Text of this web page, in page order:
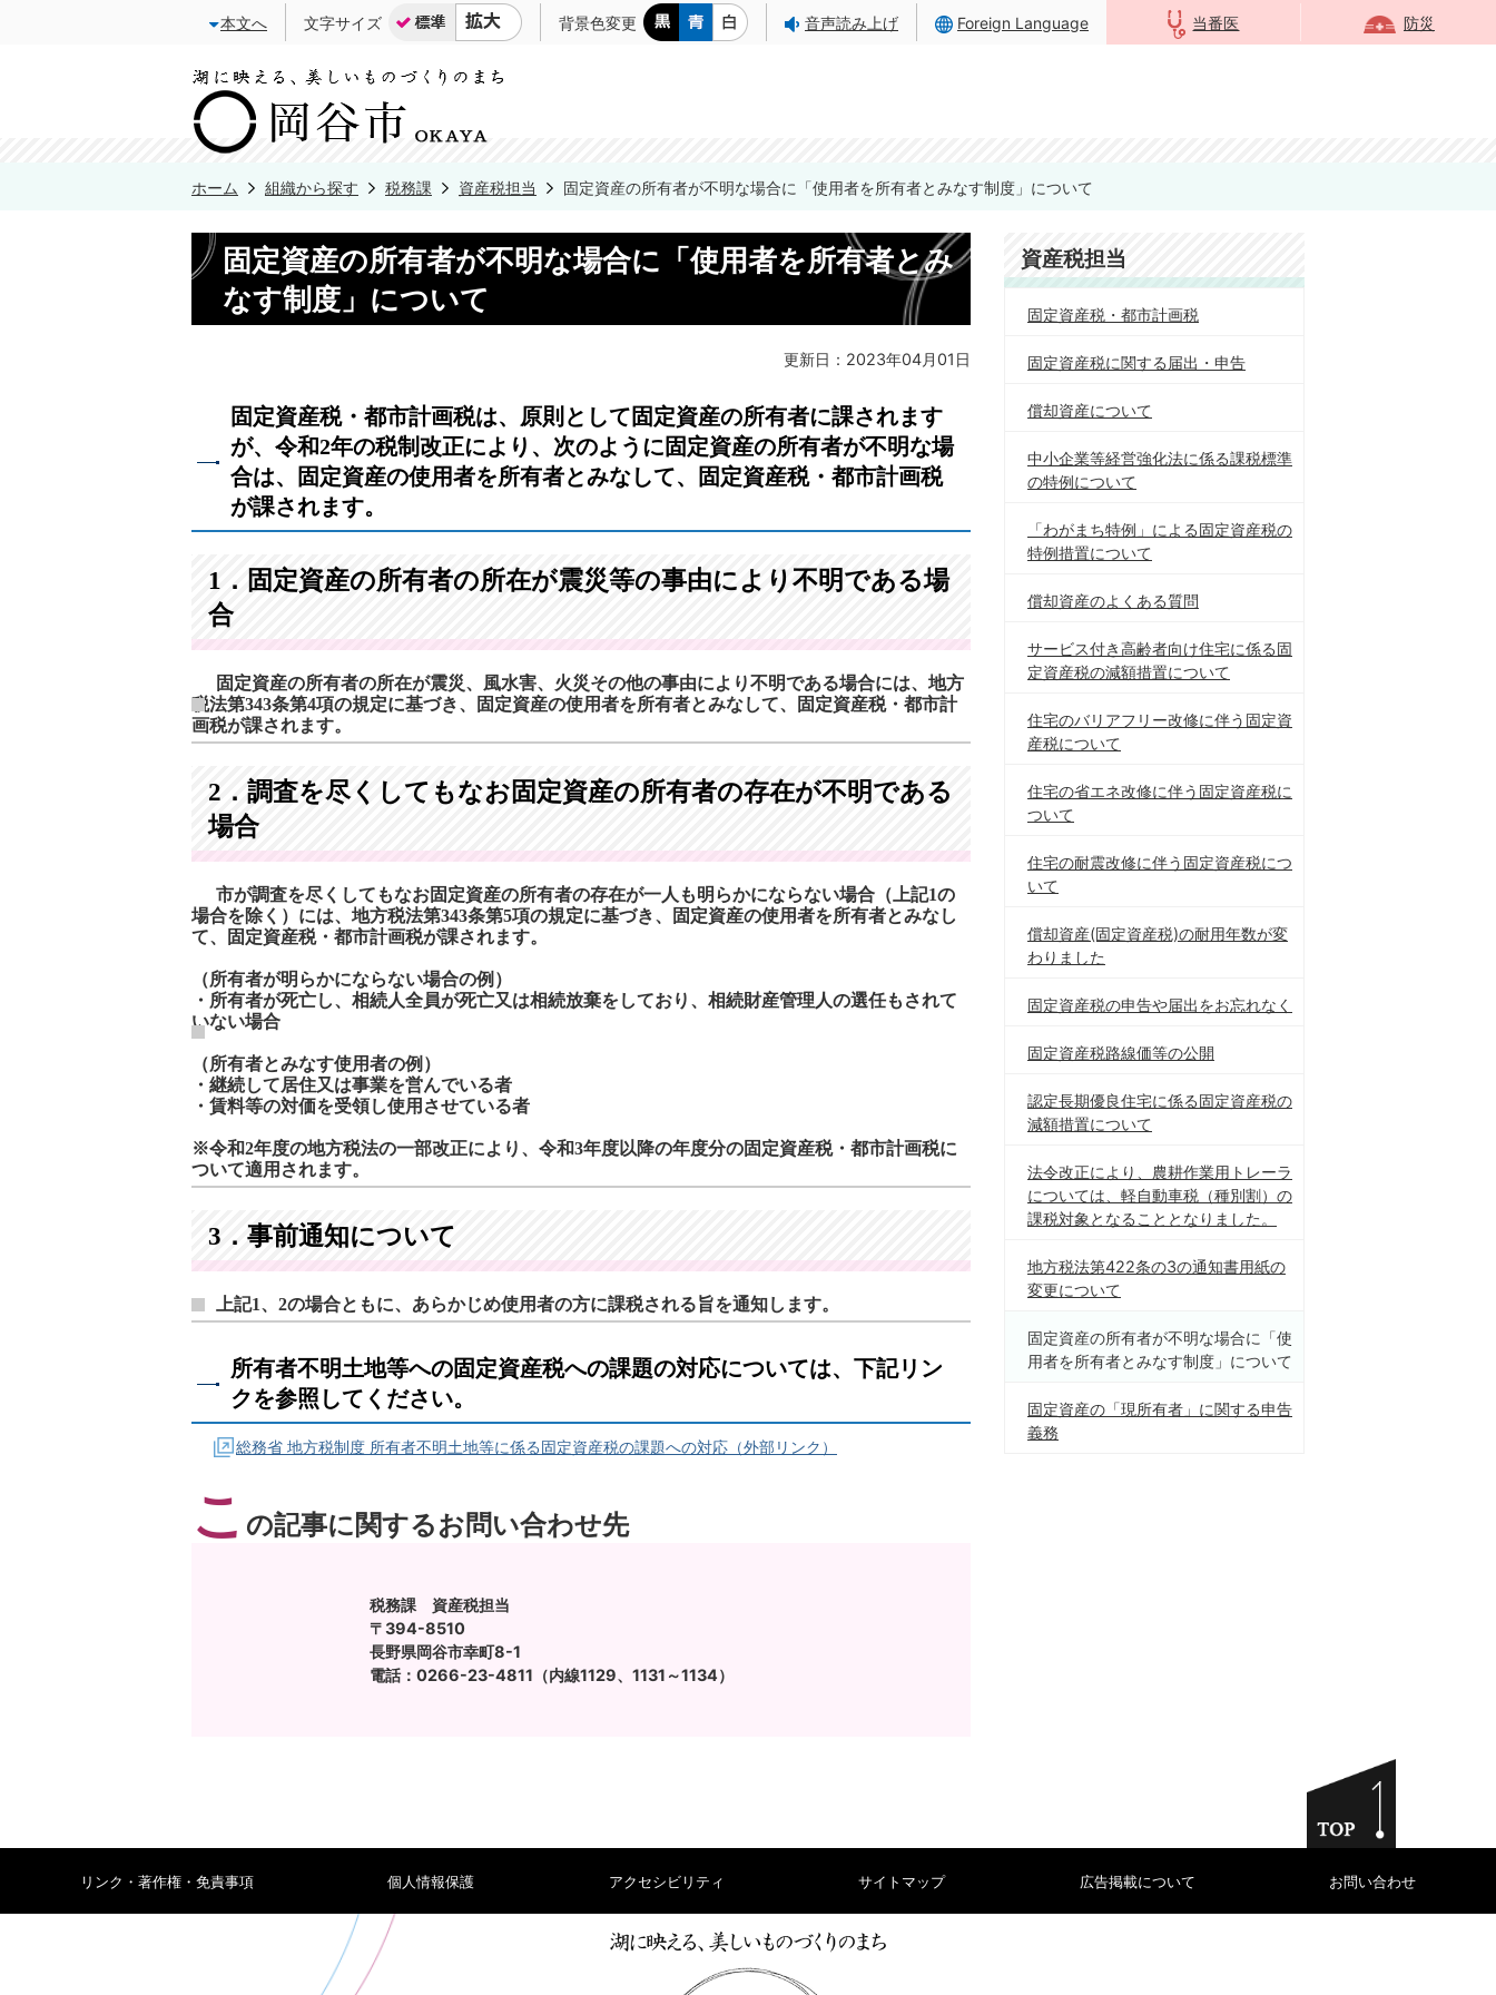
本文へ 文字サイズ 背景色変更 音声読み上げ Foreign Language 当番医 防災
ホーム 組織から探す 税務課 資産税担当 固定資産の所有者が不明な場合に「使用者を所有者とみなす制度」について
固定資産の所有者が不明な場合に「使用者を所有者とみ
なす制度」について
更新日：2023年04月01日
固定資産税・都市計画税は、原則として固定資産の所有者に課されます
が、令和2年の税制改正により、次のように固定資産の所有者が不明な場
合は、固定資産の使用者を所有者とみなして、固定資産税・都市計画税
が課されます。
1．固定資産の所有者の所在が震災等の事由により不明である場
合
固定資産の所有者の所在が震災、風水害、火災その他の事由により不明である場合には、地方
税法第343条第4項の規定に基づき、固定資産の使用者を所有者とみなして、固定資産税・都市計
画税が課されます。
2．調査を尽くしてもなお固定資産の所有者の存在が不明である
場合
市が調査を尽くしてもなお固定資産の所有者の存在が一人も明らかにならない場合（上記1の
場合を除く）には、地方税法第343条第5項の規定に基づき、固定資産の使用者を所有者とみなし
て、固定資産税・都市計画税が課されます。
（所有者が明らかにならない場合の例）
・所有者が死亡し、相続人全員が死亡又は相続放棄をしており、相続財産管理人の選任もされて
いない場合
（所有者とみなす使用者の例）
・継続して居住又は事業を営んでいる者
・賃料等の対価を受領し使用させている者
※令和2年度の地方税法の一部改正により、令和3年度以降の年度分の固定資産税・都市計画税に
ついて適用されます。
3．事前通知について
上記1、2の場合ともに、あらかじめ使用者の方に課税される旨を通知します。
所有者不明土地等への固定資産税への課題の対応については、下記リン
クを参照してください。
総務省 地方税制度 所有者不明土地等に係る固定資産税の課題への対応（外部リンク）
こ の記事に関するお問い合わせ先
税務課 資産税担当
〒394-8510
長野県岡谷市幸町8-1
電話：0266-23-4811（内線1129、1131～1134）
資産税担当
固定資産税・都市計画税
固定資産税に関する届出・申告
償却資産について
中小企業等経営強化法に係る課税標準
の特例について
「わがまち特例」による固定資産税の
特例措置について
償却資産のよくある質問
サービス付き高齢者向け住宅に係る固
定資産税の減額措置について
住宅のバリアフリー改修に伴う固定資
産税について
住宅の省エネ改修に伴う固定資産税に
ついて
住宅の耐震改修に伴う固定資産税につ
いて
償却資産(固定資産税)の耐用年数が変
わりました
固定資産税の申告や届出をお忘れなく
固定資産税路線価等の公開
認定長期優良住宅に係る固定資産税の
減額措置について
法令改正により、農耕作業用トレーラ
については、軽自動車税（種別割）の
課税対象となることとなりました。
地方税法第422条の3の通知書用紙の
変更について
固定資産の所有者が不明な場合に「使
用者を所有者とみなす制度」について
固定資産の「現所有者」に関する申告
義務
リンク・著作権・免責事項 個人情報保護 アクセシビリティ サイトマップ 広告掲載について お問い合わせ